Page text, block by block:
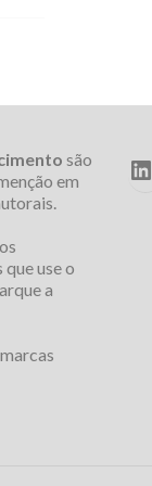
são
em
use o
a